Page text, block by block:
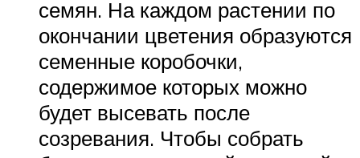
семян. На каждом растении по
окончании цветения образуются
семенные коробочки,
содержимое которых можно
будет высевать после
созревания. Чтобы собрать